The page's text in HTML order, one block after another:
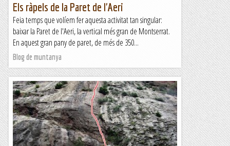
Els ràpels de la Paret de l'Aeri
Feia temps que volíem fer aquesta activitat tan singular:
baixar la Paret de l'Aeri, la vertical més gran de Montserrat.
En aquest gran pany de paret, de més de 350...
Blog de muntanya